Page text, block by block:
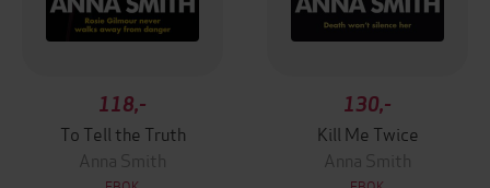
118,-
To Tell the Truth
Anna Smith
130,-
Kill Me Twice
Anna Smith